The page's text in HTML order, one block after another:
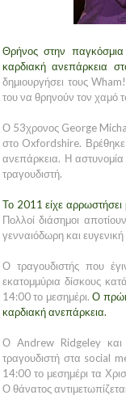
Θρήνος στην
καρδιακή ανεπάρκεια
δημιουργήσει τους
του να θρηνούν τον χαμό
Ο 53χρονος George
στο Oxfordshire. Βρέθηκε
ανεπάρκεια. Η
τραγουδιστή.
Το 2011 είχε
Πολλοί διάσημοι
γενναιόδωρη και
Ο τραγουδιστής που
εκατομμύρια δίσκους
14:00 το μεσημέρι.Ο
καρδιακή ανεπάρκεια.
Ο Andrew Ridgeley και
τραγουδιστή στα social
14:00 το μεσημέρι τα
Ο θάνατος